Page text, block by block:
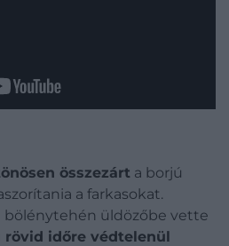
összezárt a borjú
a farkasokat.
bölénytehén üldözőbe vette
rövid időre védtelenül